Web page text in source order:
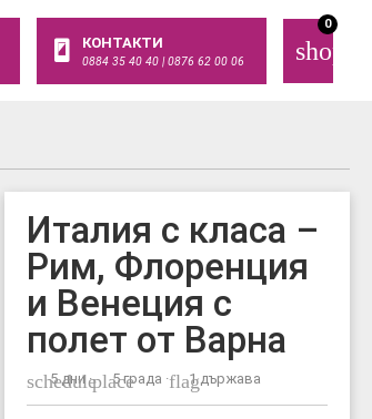
КОНТАКТИ
0884 35 40 40 | 0876 62 00 06
0
Италия с класа –
Рим, Флоренция
и Венеция с
полет от Варна
schedule
5 дни ·place5 града ·flag1 държава